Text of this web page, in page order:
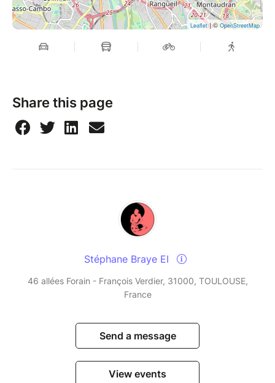
Leaflet| ©OpenStreetMap
Share this page
Stéphane Braye EI
46 allées Forain - François Verdier, 31000, TOULOUSE,
France
Send a message
View events